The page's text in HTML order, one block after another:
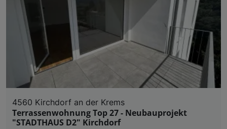
4560 Kirchdorf an der Krems
Terrassenwohnung Top 27 - Neubauprojekt
"STADTHAUS D2" Kirchdorf